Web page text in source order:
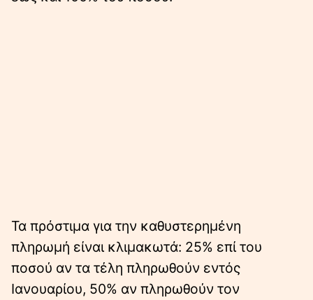
Τα πρόστιμα για την καθυστερημένη
πληρωμή είναι κλιμακωτά: 25% επί του
ποσού αν τα τέλη πληρωθούν εντός
Ιανουαρίου, 50% αν πληρωθούν τον